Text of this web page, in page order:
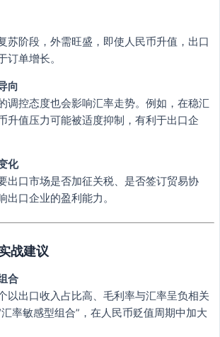
苏阶段，外需旺盛，即使人民币升值，出口
订单增长。
向
调控态度也会影响汇率走势。例如，在稳汇
升值压力可能被适度抑制，有利于出口企
化
出口市场是否加征关税、是否签订贸易协
出口企业的盈利能力。
战建议
合
以出口收入占比高、毛利率与汇率呈负相关
率敏感型组合”，在人民币贬值周期中加大